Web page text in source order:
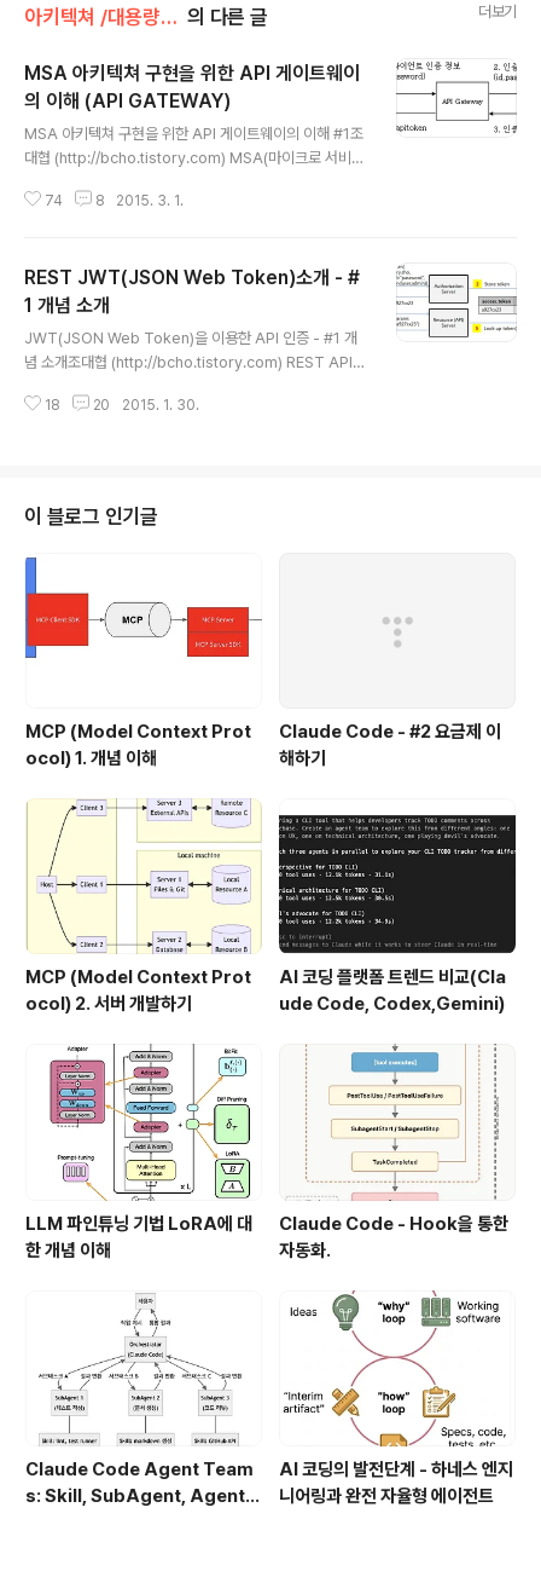
아키텍쳐 /대용량 아키텍쳐 의 다른 글 더보기
MSA 아키텍쳐 구현을 위한 API 게이트웨이
의 이해 (API GATEWAY)
MSA 아키텍쳐 구현을 위한 API 게이트웨이의 이해 #1조
대협 (http://bcho.tistory.com) MSA(마이크로 서비스
API 게이트 웨이이다. API 게이트웨이는 API서버 앞단에
여러 서버로 라우팅 하는 고급기능 까지 많은 기능을 담당
할 수 있다.API 게이트웨이의 시작은 MSA가 SOA(서비
스 지향 아키텍쳐)에서 시작한것 처럼 ESB (Enterprise
Service Bus)에서 부터 시작 되었다. 그래서 ESB의 대부
분의 컨셉을 많이 승계했는데, ESB의 실패와 단점을 보완
해서 만들어진 사상이 API 게이트웨이이다..
74 8 2015. 3. 1.
REST JWT(JSON Web Token)소개 - #
1 개념 소개
JWT(JSON Web Token)을 이용한 API 인증 - #1 개
념 소개조대협 (http://bcho.tistory.com) REST API에
Auth인데, 근래에 들어서 화두가 되고 있는 것이 JWT (J
않는 일반적인 스트링 형태 이다. 아래는 페이스북에서 발
급된 access_token의 형태로 일반적인 문자열 형태임
을 확인할 수 있다. API나 서비스를 제공하는 서버 입장에
를 들어 scope..
18 20 2015. 1. 30.
이 블로그 인기글
MCP (Model Context Prot
ocol) 1. 개념 이해
Claude Code - #2 요금제 이
해하기
MCP (Model Context Prot
ocol) 2. 서버 개발하기
AI 코딩 플랫폼 트렌드 비교(Cla
ude Code, Codex,Gemini)
LLM 파인튜닝 기법 LoRA에 대
한 개념 이해
Claude Code - Hook을 통한
자동화.
Claude Code Agent Team
s: Skill, SubAgent, Agent T
AI 코딩의 발전단계 - 하네스 엔지
니어링과 완전 자율형 에이전트